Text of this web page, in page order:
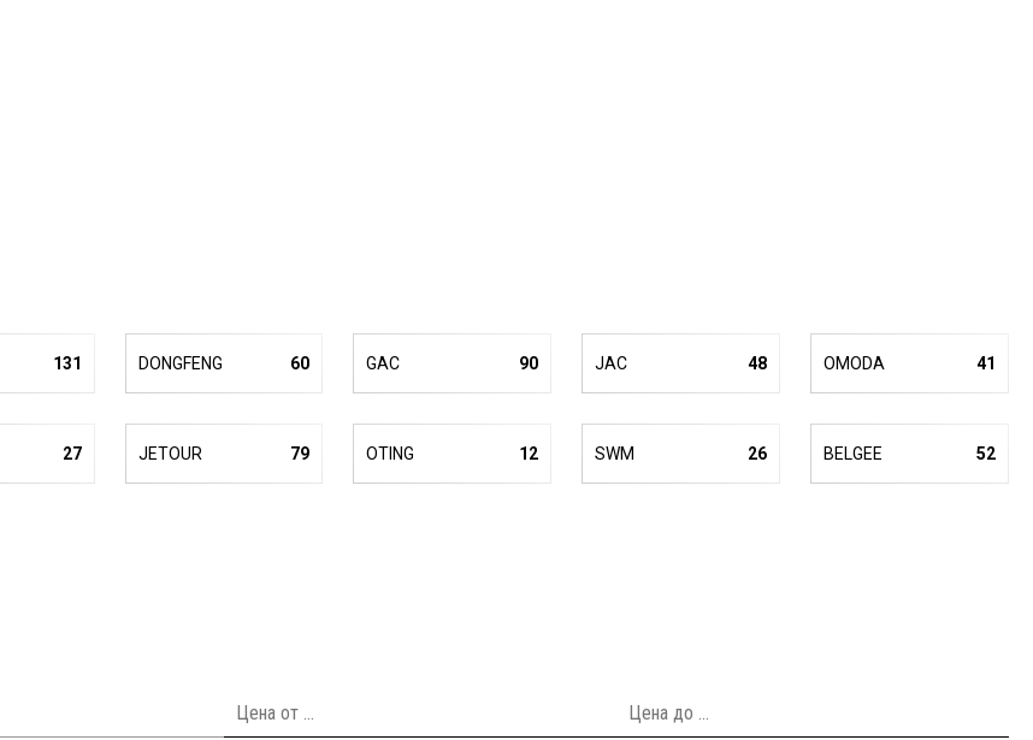
131 DONGFENG 60 GAC 90 JAC 48 OMODA 41
27 JETOUR 79 OTING 12 SWM 26 BELGEE 52